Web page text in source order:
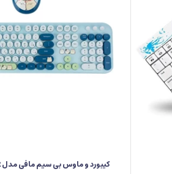
کیبورد و ماوس بی سیم مافی مدل Silly Cat